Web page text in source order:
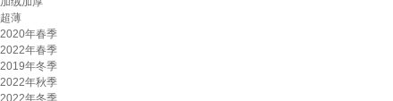
超薄
2020年春季
2022年春季
2019年冬季
2022年秋季
2022年冬季